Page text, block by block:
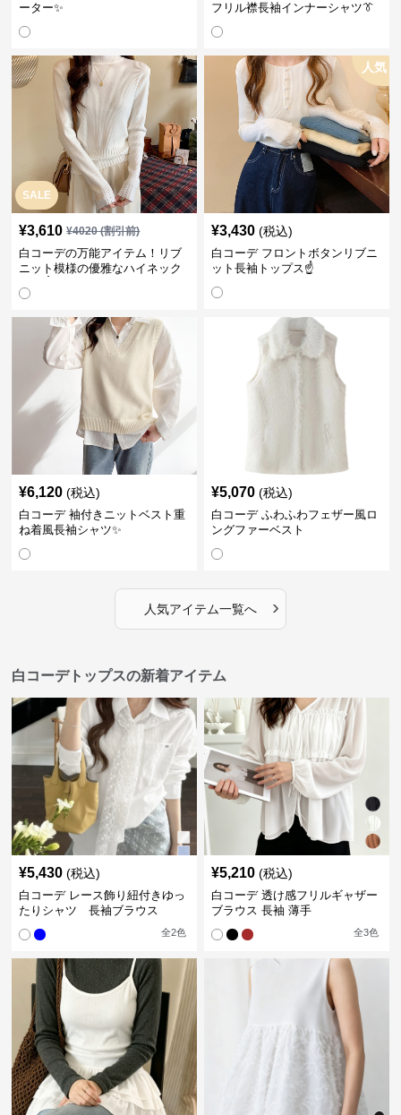
ーター✨
フリル襟長袖インナーシャツ👔
SALE
¥3,610 ¥4020(割引前)
白コーデの万能アイテム！リブ
ニット模様の優雅なハイネック
人気
¥3,430 (税込)
白コーデ フロントボタンリブニ
ット長袖トップス☝️
¥6,120 (税込)
白コーデ 袖付きニットベスト重
ね着風長袖シャツ✨
¥5,070 (税込)
白コーデ ふわふわフェザー風ロ
ングファーベスト
人気アイテム一覧へ ›
白コーデトップスの新着アイテム
¥5,430 (税込)
白コーデ レース飾り紐付きゆっ
たりシャツ 長袖ブラウス
全2色
¥5,210 (税込)
白コーデ 透け感フリルギャザー
ブラウス 長袖 薄手
全3色